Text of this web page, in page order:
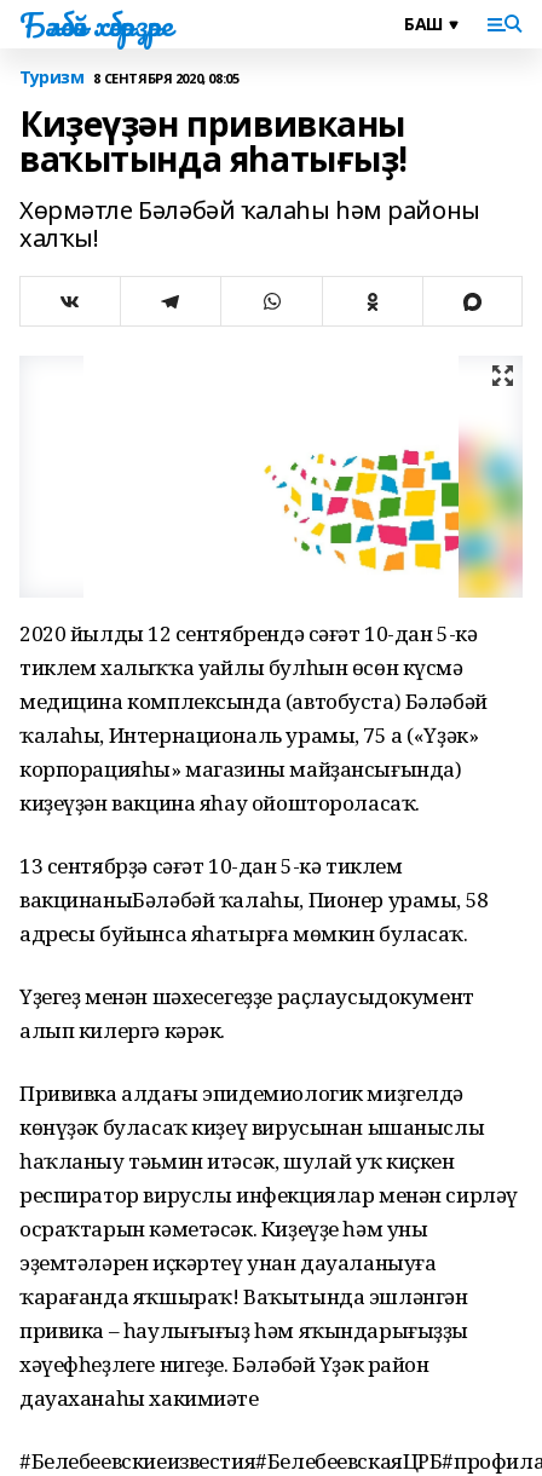
Бәләбәй хәбәрҙәре
Туризм 8 СЕНТЯБРЯ 2020, 08:05
Киҙеүҙән прививканы
ваҡытында яһатығыҙ!
Хөрмәтле Бәләбәй ҡалаһы һәм районы
халҡы!
2020 йылдың 12 сентябрендә сәғәт 10-дан 5-кә
тиклем халыҡҡа уңайлы булһын өсөн күсмә
медицина комплексында (автобуста) Бәләбәй
ҡалаһы, Интернациональ урамы, 75 а («Үҙәк»
корпорацияһы» магазины майҙансығында)
киҙеүҙән вакцина яһау ойоштороласаҡ.
13 сентябрҙә сәғәт 10-дан 5-кә тиклем
вакцинаныБәләбәй ҡалаһы, Пионер урамы, 58
адресы буйынса яһатырға мөмкин буласаҡ.
Үҙегеҙ менән шәхесегеҙҙе раҫлаусыдокумент
алып килергә кәрәк.
Прививка алдағы эпидемиологик миҙгелдә
көнүҙәк буласаҡ киҙеү вирусынан ышаныслы
һаҡланыу тәьмин итәсәк, шулай уҡ киҫкен
респиратор вируслы инфекциялар менән сирләү
осраҡтарын кәметәсәк. Киҙеүҙе һәм уның
эҙемтәләрен иҫкәртеү унан дауаланыуға
ҡарағанда яҡшыраҡ! Ваҡытында эшләнгән
привика – һаулығығыҙ һәм яҡындарығыҙҙың
хәүефһеҙлеге нигеҙе. Бәләбәй Үҙәк район
дауаханаһы хакимиәте